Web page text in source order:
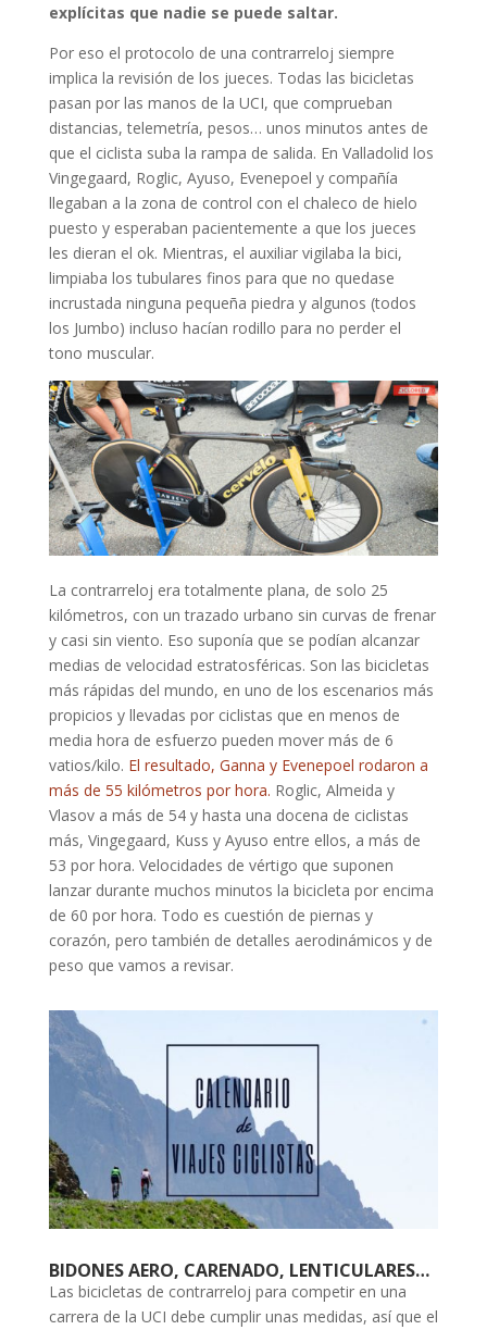
explícitas que nadie se puede saltar.
Por eso el protocolo de una contrarreloj siempre
implica la revisión de los jueces. Todas las bicicletas
pasan por las manos de la UCI, que comprueban
distancias, telemetría, pesos… unos minutos antes de
que el ciclista suba la rampa de salida. En Valladolid los
Vingegaard, Roglic, Ayuso, Evenepoel y compañía
llegaban a la zona de control con el chaleco de hielo
puesto y esperaban pacientemente a que los jueces
les dieran el ok. Mientras, el auxiliar vigilaba la bici,
limpiaba los tubulares finos para que no quedase
incrustada ninguna pequeña piedra y algunos (todos
los Jumbo) incluso hacían rodillo para no perder el
tono muscular.
La contrarreloj era totalmente plana, de solo 25
kilómetros, con un trazado urbano sin curvas de frenar
y casi sin viento. Eso suponía que se podían alcanzar
medias de velocidad estratosféricas. Son las bicicletas
más rápidas del mundo, en uno de los escenarios más
propicios y llevadas por ciclistas que en menos de
media hora de esfuerzo pueden mover más de 6
vatios/kilo. El resultado, Ganna y Evenepoel rodaron a
más de 55 kilómetros por hora. Roglic, Almeida y
Vlasov a más de 54 y hasta una docena de ciclistas
más, Vingegaard, Kuss y Ayuso entre ellos, a más de
53 por hora. Velocidades de vértigo que suponen
lanzar durante muchos minutos la bicicleta por encima
de 60 por hora. Todo es cuestión de piernas y
corazón, pero también de detalles aerodinámicos y de
peso que vamos a revisar.
BIDONES AERO, CARENADO, LENTICULARES…
Las bicicletas de contrarreloj para competir en una
carrera de la UCI debe cumplir unas medidas, así que el